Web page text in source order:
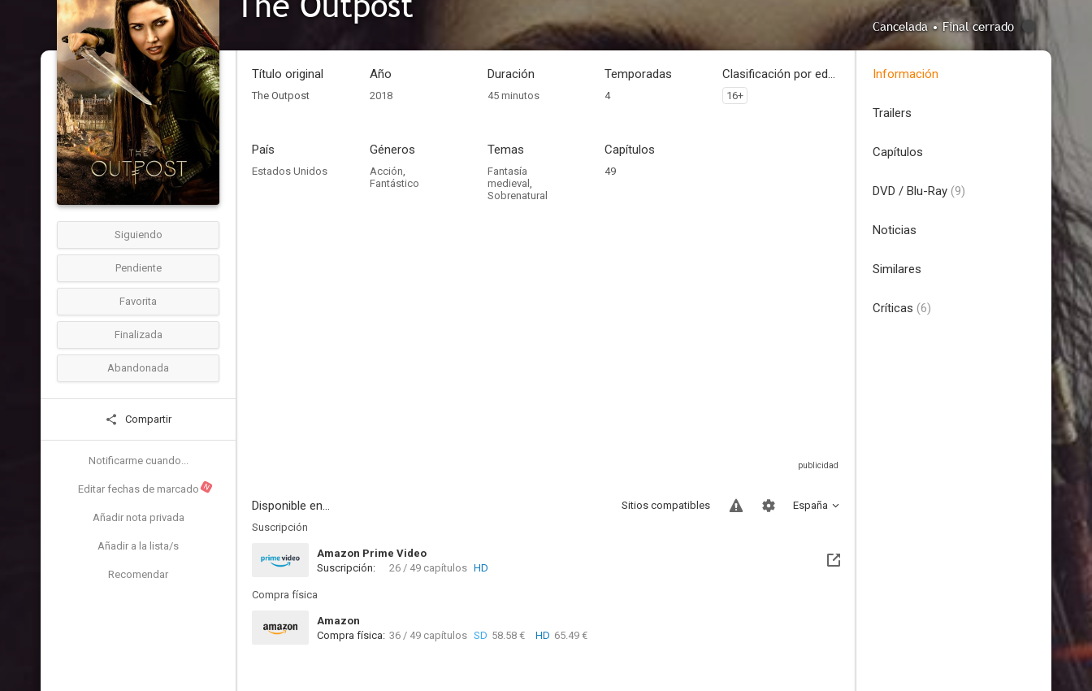
Cancelada • Final cerrado
Siguiendo
Pendiente
Favorita
Finalizada
Abandonada
Compartir
Notificarme cuando...
Editar fechas de marcado N
Añadir nota privada
Añadir a la lista/s
Recomendar
Título original
The Outpost
Año
2018
Duración
45 minutos
Temporadas
4
Clasificación por edades
16+
País
Estados Unidos
Géneros
Acción,
Fantástico
Temas
Fantasía
medieval ,
Sobrenatural
Capítulos
49
Disponible en... España
Sitios compatibles
Suscripción
Amazon Prime Video
Suscripción:
26 / 49 capítulos HD
Compra física
Amazon
Compra física: 36 / 49 capítulos SD 58.58 € HD 65.49 €
Información
Trailers
Capítulos
DVD / Blu-Ray (9)
Noticias
Similares
Críticas (6)